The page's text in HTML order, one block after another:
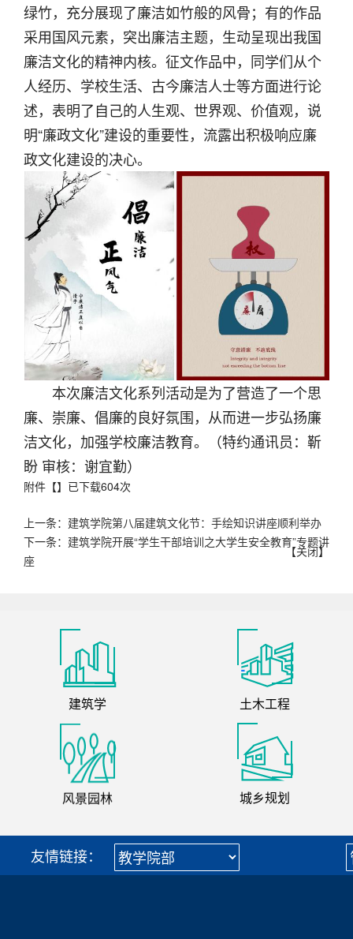
绿竹，充分展现了廉洁如竹般的风骨；有的作品
采用国风元素，突出廉洁主题，生动呈现出我国
廉洁文化的精神内核。征文作品中，同学们从个
人经历、学校生活、古今廉洁人士等方面进行论
述，表明了自己的人生观、世界观、价值观，说
明“廉政文化”建设的重要性，流露出积极响应廉
政文化建设的决心。
本次廉洁文化系列活动是为了营造了一个思
廉、崇廉、倡廉的良好氛围，从而进一步弘扬廉
洁文化，加强学校廉洁教育。（特约通讯员：靳
盼 审核：谢宜勤）
附件【】已下载604次
上一条： 建筑学院第八届建筑文化节：手绘知识讲座顺利举办
下一条： 建筑学院开展“学生干部培训之大学生安全教育”专题讲
座
【关闭】
建筑学 土木工程
风景园林 城乡规划
友情链接：